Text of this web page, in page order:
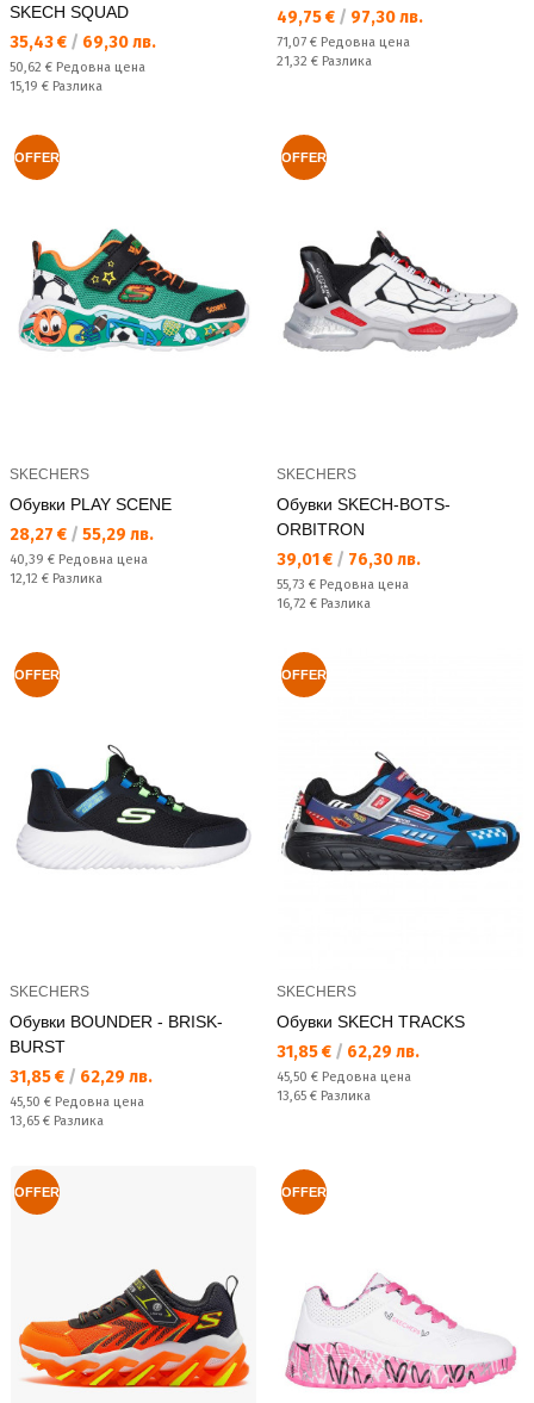
SKECH SQUAD
Текуща цена:
35,43 € / 69,30 лв.
Редовна цена:
50,62 € Редовна цена
Спестявате:
15,19 € Разлика
Текуща цена:
49,75 € / 97,30 лв.
Редовна цена:
71,07 € Редовна цена
Спестявате:
21,32 € Разлика
OFFER
SKECHERS
Обувки PLAY SCENE
Текуща цена:
28,27 € / 55,29 лв.
Редовна цена:
40,39 € Редовна цена
Спестявате:
12,12 € Разлика
OFFER
SKECHERS
Обувки SKECH-BOTS-
ORBITRON
Текуща цена:
39,01 € / 76,30 лв.
Редовна цена:
55,73 € Редовна цена
Спестявате:
16,72 € Разлика
OFFER
SKECHERS
Обувки BOUNDER - BRISK-
BURST
Текуща цена:
31,85 € / 62,29 лв.
Редовна цена:
45,50 € Редовна цена
Спестявате:
13,65 € Разлика
OFFER
SKECHERS
Обувки SKECH TRACKS
Текуща цена:
31,85 € / 62,29 лв.
Редовна цена:
45,50 € Редовна цена
Спестявате:
13,65 € Разлика
OFFER OFFER